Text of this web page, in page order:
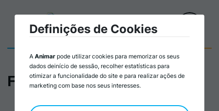
Fotografia 8
Definições de Cookies
A Animar pode utilizar cookies para memorizar os seus
dados deinício de sessão, recolher estatísticas para
otimizar a funcionalidade do site e para realizar ações de
marketing com base nos seus interesses.